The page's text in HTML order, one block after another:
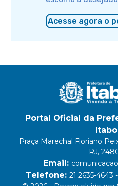
Acesse agora o
Portal Oficial da
Praça Marechal Floriano
- RJ,
Email:
Telefone: 21 2635-4643